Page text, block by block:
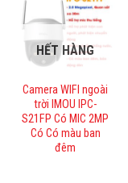
HẾT HÀNG
Camera WIFI ngoài
trời IMOU IPC-
S21FP Có MIC 2MP
Có Có màu ban
đêm